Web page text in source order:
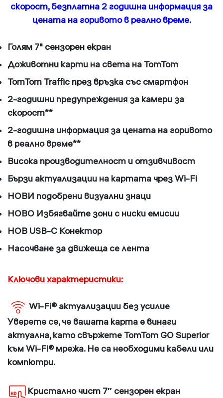
скорост, безплатна 2 годишна информация за
цената на горивото в реално време.
Голям 7" сензорен екран
Доживотни карти на света на TomTom
TomTom Traffic през връзка със смартфон
2-годишни предупреждения за камери за
скорост**
2-годишна информация за цената на горивото
в реално време**
Висока производителност и отзивчивост
Бързи актуализации на картата чрез Wi-Fi
НОВИ подобрени визуални знаци
НОВО Избягвайте зони с ниски емисии
НОВ USB-C Конектор
Насочване за движеща се лента
Ключови характеристики:
Wi-Fi® актуализации без усилие
Уверете се, че вашата карта е винаги
актуална, като свържете TomTom GO Superior
към Wi-Fi® мрежа. Не са необходими кабели или
компютри.
Кристално чист 7″ сензорен екран